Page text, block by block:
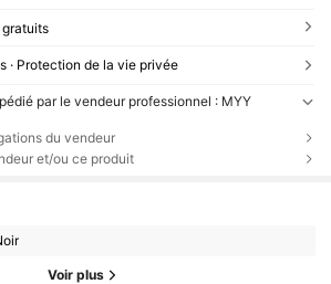
· Protection de la vie privée
par le vendeur professionnel : MYY
du vendeur
et/ou ce produit
Voir plus